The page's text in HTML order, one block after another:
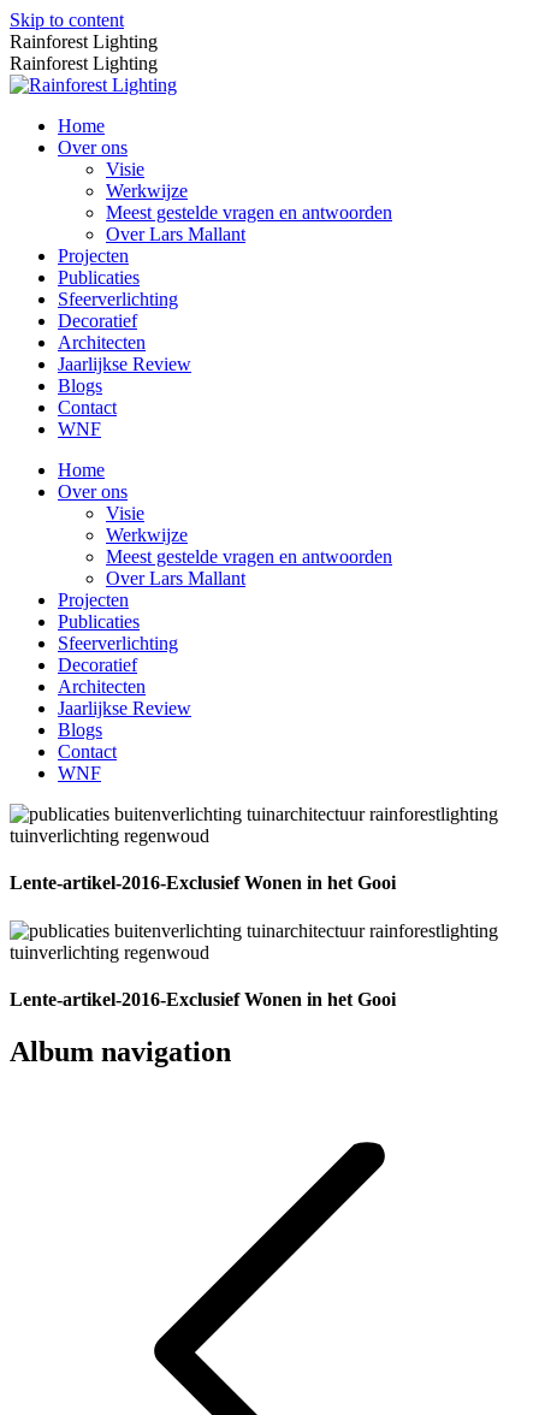
Skip to content
Rainforest Lighting
Rainforest Lighting
Home
Over ons
Visie
Werkwijze
Meest gestelde vragen en antwoorden
Over Lars Mallant
Projecten
Publicaties
Sfeerverlichting
Decoratief
Architecten
Jaarlijkse Review
Blogs
Contact
WNF
Home
Over ons
Visie
Werkwijze
Meest gestelde vragen en antwoorden
Over Lars Mallant
Projecten
Publicaties
Sfeerverlichting
Decoratief
Architecten
Jaarlijkse Review
Blogs
Contact
WNF
Lente-artikel-2016-Exclusief Wonen in het Gooi
Lente-artikel-2016-Exclusief Wonen in het Gooi
Album navigation